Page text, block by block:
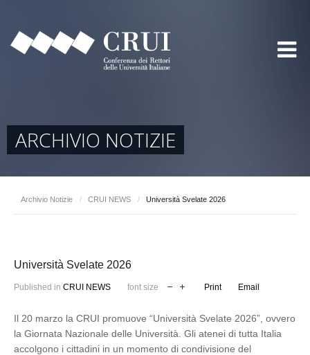
ARCHIVIO NOTIZIE
Archivio Notizie / CRUI NEWS / Università Svelate 2026
Università Svelate 2026
Published in CRUI NEWS font size Print Email
Il 20 marzo la CRUI promuove “Università Svelate 2026”, ovvero
la Giornata Nazionale delle Università. Gli atenei di tutta Italia
accolgono i cittadini in un momento di condivisione del